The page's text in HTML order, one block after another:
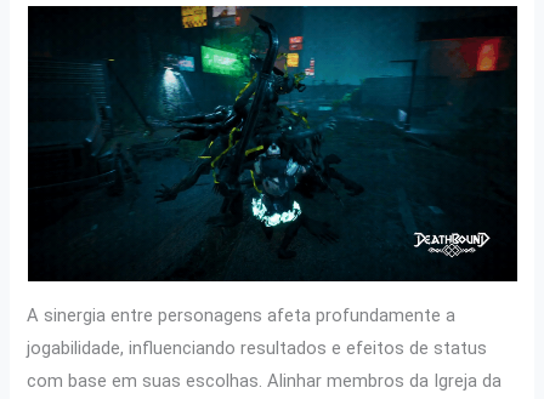
A sinergia entre personagens afeta profundamente a
jogabilidade, influenciando resultados e efeitos de status
com base em suas escolhas. Alinhar membros da Igreja da